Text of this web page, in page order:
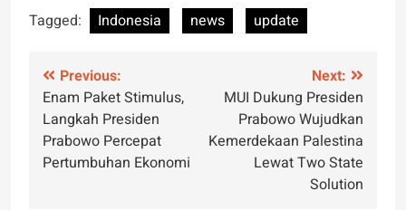
Tagged: Indonesia news update
Post
navigation
Previous:
Enam Paket Stimulus,
Langkah Presiden
Prabowo Percepat
Pertumbuhan Ekonomi
Next:
MUI Dukung Presiden
Prabowo Wujudkan
Kemerdekaan Palestina
Lewat Two State
Solution